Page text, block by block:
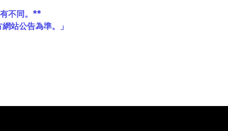
不同。**
站公告為準。」